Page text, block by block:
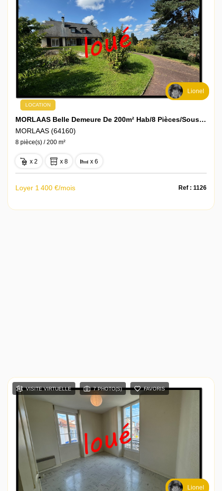
Lionel
LOCATION
MORLAAS Belle Demeure De 200m² Hab/8 Pièces/sous-Sol Total/Climatisation/1400m² De Terrain
MORLAAS (64160)
8 pièce(s) / 200 m²
x 2 x 8 x 6
Loyer 1 400 €/mois Ref : 1126
VISITE VIRTUELLE 7 PHOTO(S) FAVORIS
Lionel